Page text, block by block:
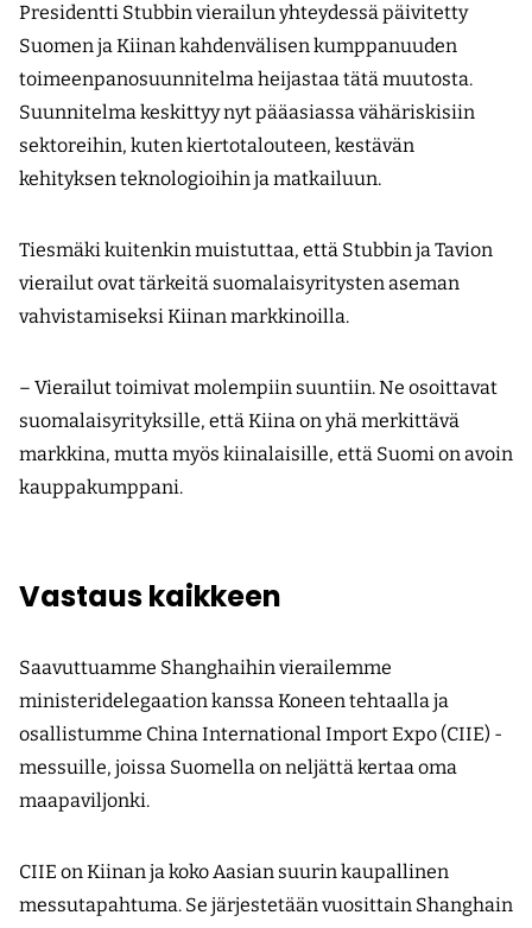
Presidentti Stubbin vierailun yhteydessä päivitetty
Suomen ja Kiinan kahdenvälisen kumppanuuden
toimeenpanosuunnitelma heijastaa tätä muutosta.
Suunnitelma keskittyy nyt pääasiassa vähäriskisiin
sektoreihin, kuten kiertotalouteen, kestävän
kehityksen teknologioihin ja matkailuun.
Tiesmäki kuitenkin muistuttaa, että Stubbin ja Tavion
vierailut ovat tärkeitä suomalaisyritysten aseman
vahvistamiseksi Kiinan markkinoilla.
– Vierailut toimivat molempiin suuntiin. Ne osoittavat
suomalaisyrityksille, että Kiina on yhä merkittävä
markkina, mutta myös kiinalaisille, että Suomi on avoin
kauppakumppani.
Vastaus kaikkeen
Saavuttuamme Shanghaihin vierailemme
ministeridelegaation kanssa Koneen tehtaalla ja
osallistumme China International Import Expo (CIIE) -
messuille, joissa Suomella on neljättä kertaa oma
maapaviljonki.
CIIE on Kiinan ja koko Aasian suurin kaupallinen
messutapahtuma. Se järjestetään vuosittain Shanghain